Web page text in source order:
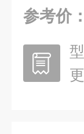
参考价：